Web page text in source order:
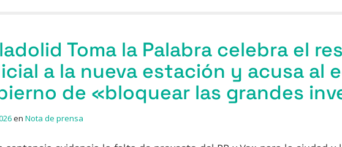
Toma la Palabra celebra el
a la nueva estación y acusa al
de «bloquear las grandes
en Nota de prensa